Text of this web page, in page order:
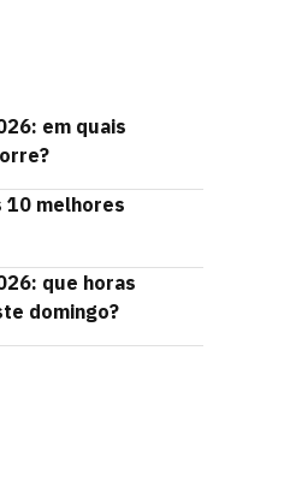
em quais
10 melhores
que horas
domingo?